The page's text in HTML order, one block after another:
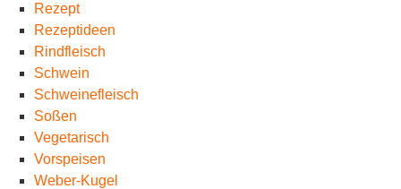
Rezept
Rezeptideen
Rindfleisch
Schwein
Schweinefleisch
Soßen
Vegetarisch
Vorspeisen
Weber-Kugel